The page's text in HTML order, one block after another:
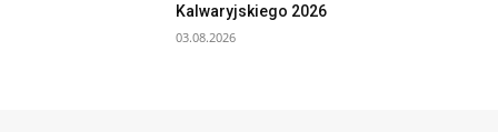
Kalwaryjskiego 2026
03.08.2026